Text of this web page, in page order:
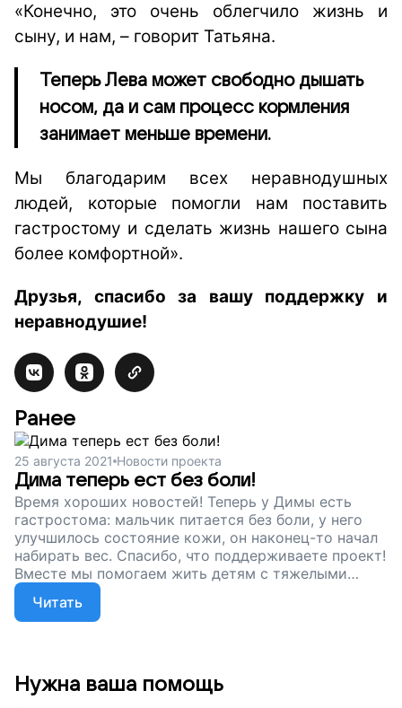
«Конечно, это очень облегчило жизнь и
сыну, и нам, – говорит Татьяна.
Теперь Лева может свободно дышать
носом, да и сам процесс кормления
занимает меньше времени.
Мы благодарим всех неравнодушных
людей, которые помогли нам поставить
гастростому и сделать жизнь нашего сына
более комфортной».
Друзья, спасибо за вашу поддержку и
неравнодушие!
Ранее
25 августа 2021 Новости проекта
Дима теперь ест без боли!
Время хороших новостей! Теперь у Димы есть
гастростома: мальчик питается без боли, у него
улучшилось состояние кожи, он наконец-то начал
набирать вес. Спасибо, что поддерживаете проект!
Вместе мы помогаем жить детям с тяжелыми
диагнозами! Пожалуйста, продолжайте нам
помогать. Особенным ребятам, таким же, как
Дима, сейчас очень нужны гастростомы.
Читать
Нужна ваша помощь